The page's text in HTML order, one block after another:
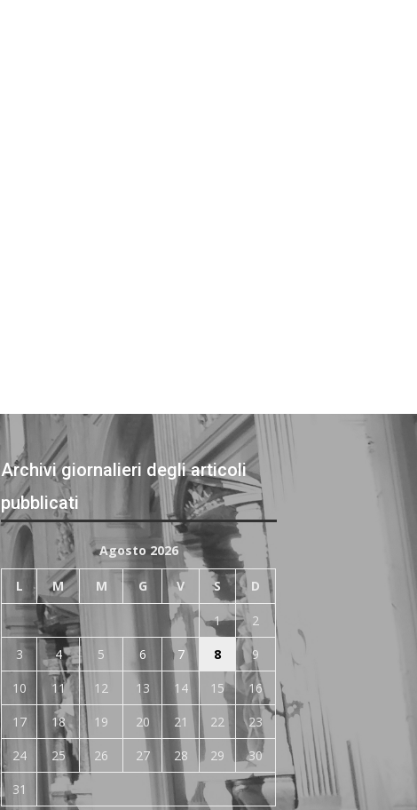
Archivi giornalieri degli articoli
pubblicati
Agosto 2026
L M M G V S D
1
2
3
4 5 6 7 8
9
10
11 12 13 14 15
16
17
18 19 20 21 22
23
24
25 26 27 28 29
30
31